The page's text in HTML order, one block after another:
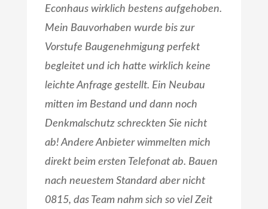
Econhaus wirklich bestens aufgehoben.
Mein Bauvorhaben wurde bis zur
Vorstufe Baugenehmigung perfekt
begleitet und ich hatte wirklich keine
leichte Anfrage gestellt. Ein Neubau
mitten im Bestand und dann noch
Denkmalschutz schreckten Sie nicht
ab! Andere Anbieter wimmelten mich
direkt beim ersten Telefonat ab. Bauen
nach neuestem Standard aber nicht
0815, das Team nahm sich so viel Zeit